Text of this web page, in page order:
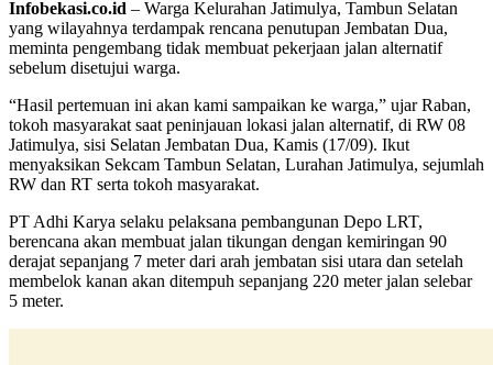
Infobekasi.co.id – Warga Kelurahan Jatimulya, Tambun Selatan
yang wilayahnya terdampak rencana penutupan Jembatan Dua,
meminta pengembang tidak membuat pekerjaan jalan alternatif
sebelum disetujui warga.
“Hasil pertemuan ini akan kami sampaikan ke warga,” ujar Raban,
tokoh masyarakat saat peninjauan lokasi jalan alternatif, di RW 08
Jatimulya, sisi Selatan Jembatan Dua, Kamis (17/09). Ikut
menyaksikan Sekcam Tambun Selatan, Lurahan Jatimulya, sejumlah
RW dan RT serta tokoh masyarakat.
PT Adhi Karya selaku pelaksana pembangunan Depo LRT,
berencana akan membuat jalan tikungan dengan kemiringan 90
derajat sepanjang 7 meter dari arah jembatan sisi utara dan setelah
membelok kanan akan ditempuh sepanjang 220 meter jalan selebar
5 meter.